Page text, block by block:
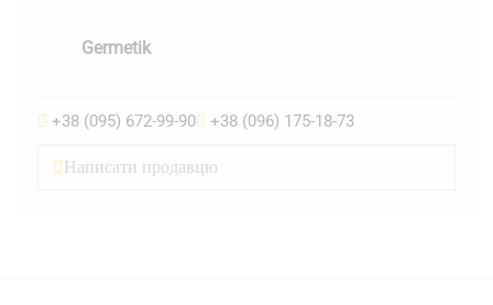
Germetik
+38 (095) 672-99-90 +38 (096) 175-18-73
Написати продавцю